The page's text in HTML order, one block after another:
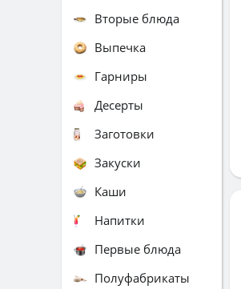
Вторые блюда
Выпечка
Гарниры
Десерты
Заготовки
Закуски
Каши
Напитки
Первые блюда
Полуфабрикаты